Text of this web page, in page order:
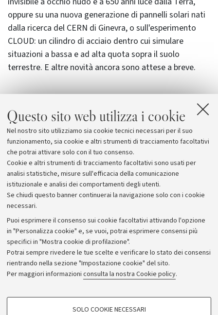
Questo sito web utilizza i cookie
Nel nostro sito utilizziamo sia cookie tecnici necessari per il suo
funzionamento, sia cookie e altri strumenti di tracciamento facoltativi
che potrai attivare solo con il tuo consenso.
Cookie e altri strumenti di tracciamento facoltativi sono usati per
analisi statistiche, misure sull'efficacia della comunicazione
istituzionale e analisi dei comportamenti degli utenti.
Se chiudi questo banner continuerai la navigazione solo con i cookie
necessari.
Puoi esprimere il consenso sui cookie facoltativi attivando l'opzione
in "Personalizza cookie" e, se vuoi, potrai esprimere consensi più
specifici in "Mostra cookie di profilazione".
Potrai sempre rivedere le tue scelte e verificare lo stato dei consensi
rientrando nella sezione "Impostazione cookie" del sito.
Per maggiori informazioni consulta la nostra Cookie policy.
COOKIE DI PROFILAZIONE - FACOLTATIVI
SOLO COOKIE NECESSARI
oppure su una nuova generazione di pannelli solari nati
dalla ricerca del CERN di Ginevra, o sull'esperimento
CLOUD: un cilindro di acciaio dentro cui simulare
situazioni a bassa e ad alta quota sopra il suolo
terrestre. E altre novità ancora sono attese a breve.
Allegati
ScienzaGiovane
Archivio
Comunicati stampa
Redazione
Rassegna stampa